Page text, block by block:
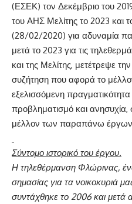
(ΕΣΕΚ) τον Δεκέμβριο του
του ΑΗΣ Μελίτης το 2023 και
(28/02/2020) για αδυναμία
μετά το 2023 για τις
και της Μελίτης, μετέτρεψε
συζήτηση που αφορά το
εξελισσόμενη
προβληματισμό και ανησυχία,
μέλλον των παραπάνω
Σύντομο ιστορικό του έργου.
Η τηλεθέρμανση Φλώρινας,
σημασίας για τα νοικοκυριά
συντάχθηκε το 2006 και μετά